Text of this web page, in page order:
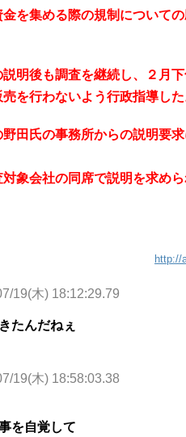
を集める際の規制について
明後も調査を継続し、２月
を行わないよう行政指導した
田氏の事務所からの説明要
象会社の同席で説明を求め
http://
19(木) 18:12:29.79
たんだねぇ
19(木) 18:58:03.38
を自覚して